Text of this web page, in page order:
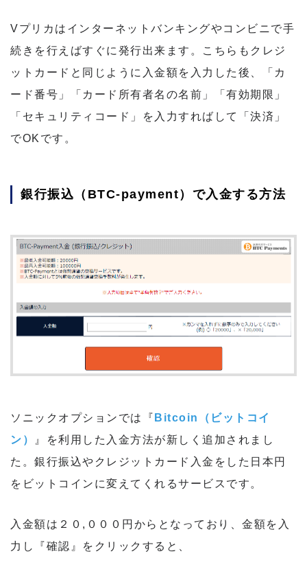
Vプリカはインターネットバンキングやコンビニで手
続きを行えばすぐに発行出来ます。こちらもクレジ
ットカードと同じように入金額を入力した後、「カ
ード番号」「カード所有者名の名前」「有効期限」
「セキュリティコード」を入力すればして「決済」
でOKです。
銀行振込（BTC-payment）で入金する方法
ソニックオプションでは『 Bitcoin（ビットコイ
ン）
』を利用した入金方法が新しく追加されまし
た。銀行振込やクレジットカード入金をした日本円
をビットコインに変えてくれるサービスです。
入金額は２０,０００円からとなっており、金額を入
力し『確認』をクリックすると、